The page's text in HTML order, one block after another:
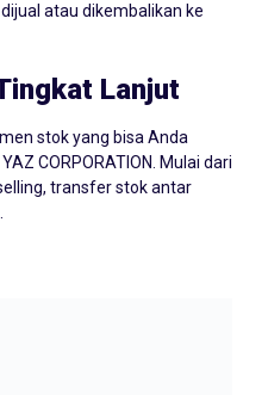
atau dikembalikan ke
Lanjut
stok yang bisa Anda
CORPORATION. Mulai dari
transfer stok antar